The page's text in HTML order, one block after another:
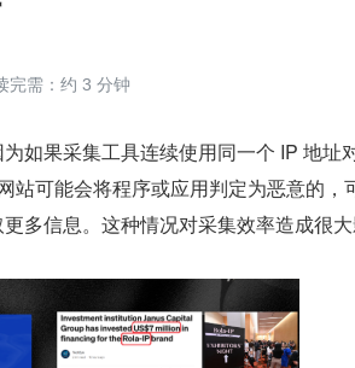
完需：约 3 分钟
如果采集工具连续使用同一个 IP 地址
站可能会将程序或应用判定为恶意的，
多信息。这种情况对采集效率造成很